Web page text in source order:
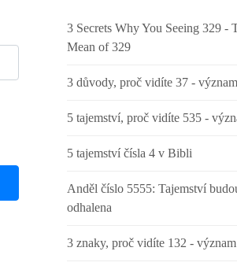
3 Secrets Why You Seeing 329 -
Mean of 329
3 důvody, proč vidíte 37 -
5 tajemství, proč vidíte 535 -
5 tajemství čísla 4 v Bibli
Anděl číslo 5555: Tajemství
odhalena
3 znaky, proč vidíte 132 -